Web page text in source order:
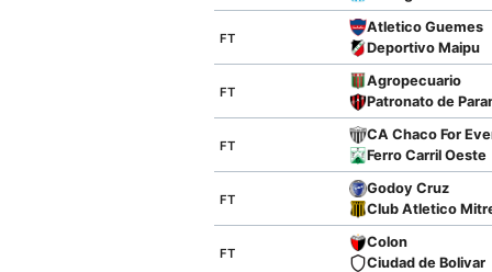
FT
Atletico Guemes
Deportivo Maipu
FT
Agropecuario
Patronato de
FT
CA Chaco For
Ferro Carril Oeste
FT
Godoy Cruz
Club Atletico
FT
Colon
Ciudad de Bolivar